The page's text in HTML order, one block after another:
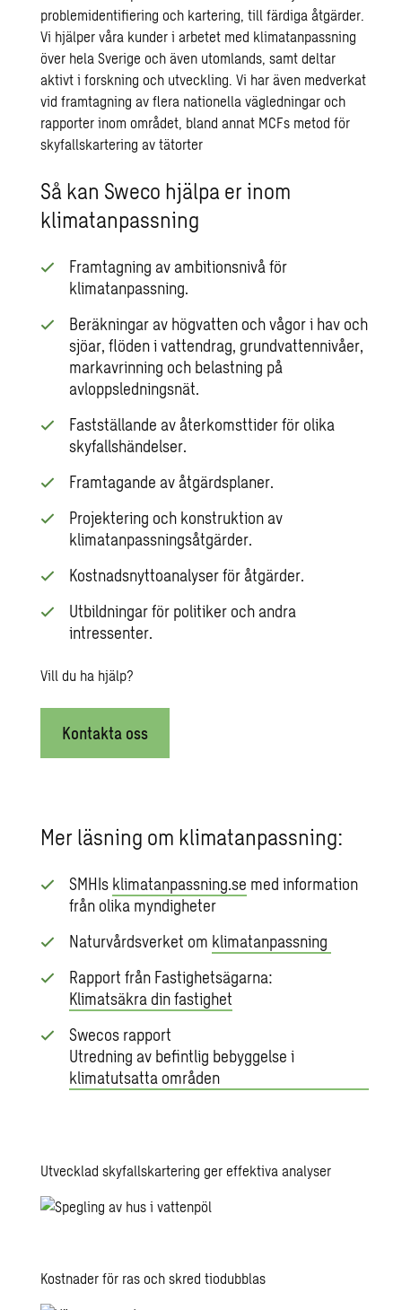
problemidentifiering och kartering, till färdiga åtgärder.
Vi hjälper våra kunder i arbetet med klimatanpassning
över hela Sverige och även utomlands, samt deltar
aktivt i forskning och utveckling. Vi har även medverkat
vid framtagning av flera nationella vägledningar och
rapporter inom området, bland annat MCFs metod för
skyfallskartering av tätorter
Så kan Sweco hjälpa er inom
klimatanpassning
Framtagning av ambitionsnivå för
klimatanpassning.
Beräkningar av högvatten och vågor i hav och
sjöar, flöden i vattendrag, grundvattennivåer,
markavrinning och belastning på
avloppsledningsnät.
Fastställande av återkomsttider för olika
skyfallshändelser.
Framtagande av åtgärdsplaner.
Projektering och konstruktion av
klimatanpassningsåtgärder.
Kostnadsnyttoanalyser för åtgärder.
Utbildningar för politiker och andra
intressenter.
Vill du ha hjälp?
Kontakta oss
Mer läsning om klimatanpassning:
SMHIs klimatanpassning.se med information
från olika myndigheter
Naturvårdsverket om klimatanpassning
Rapport från Fastighetsägarna:
Klimatsäkra din fastighet
Swecos rapport
Utredning av befintlig bebyggelse i
klimatutsatta områden
Utvecklad skyfallskartering ger effektiva analyser
Kostnader för ras och skred tiodubblas